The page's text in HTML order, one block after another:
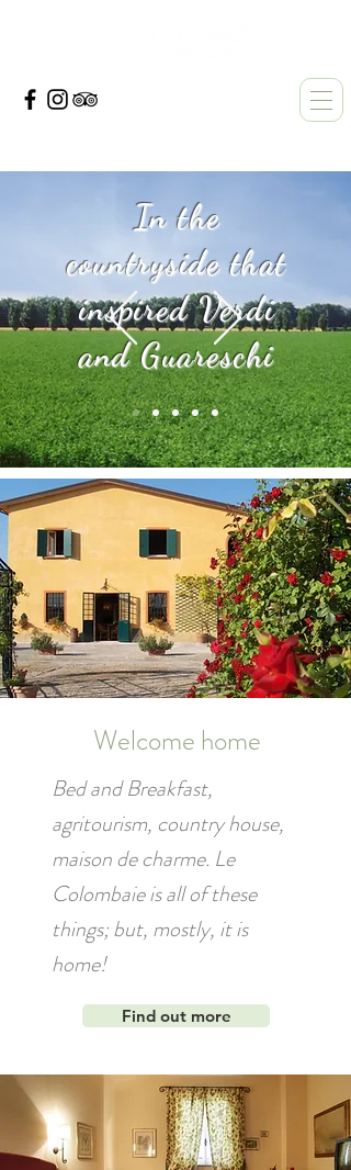
In the
countryside that
inspired Verdi
and Guareschi
Welcome home
Bed and Breakfast,
agritourism, country house,
maison de charme. Le
Colombaie is all of these
things; but, mostly, it is
home!
Find out more